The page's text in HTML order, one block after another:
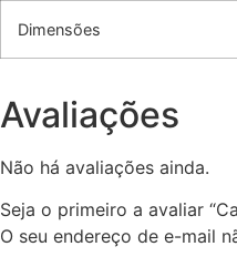
Dimensões
Avaliações
Não há avaliações ainda.
Seja o primeiro a avaliar
O seu endereço de e-mail